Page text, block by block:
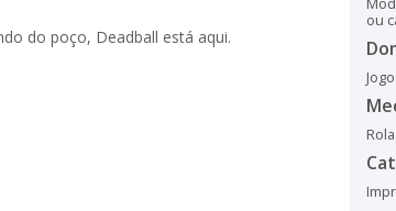
do poço, Deadball está aqui.
ou